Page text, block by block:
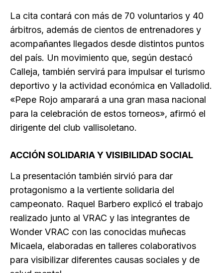
La cita contará con más de 70 voluntarios y 40
árbitros, además de cientos de entrenadores y
acompañantes llegados desde distintos puntos
del país. Un movimiento que, según destacó
Calleja, también servirá para impulsar el turismo
deportivo y la actividad económica en Valladolid.
«Pepe Rojo amparará a una gran masa nacional
para la celebración de estos torneos», afirmó el
dirigente del club vallisoletano.
ACCIÓN SOLIDARIA Y VISIBILIDAD SOCIAL
La presentación también sirvió para dar
protagonismo a la vertiente solidaria del
campeonato. Raquel Barbero explicó el trabajo
realizado junto al VRAC y las integrantes de
Wonder VRAC con las conocidas muñecas
Micaela, elaboradas en talleres colaborativos
para visibilizar diferentes causas sociales y de